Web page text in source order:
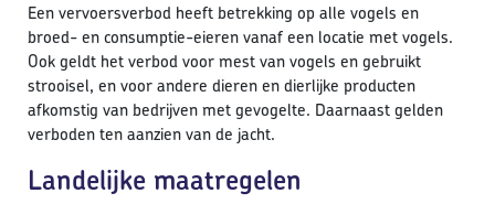
Een vervoersverbod heeft betrekking op alle vogels en
broed- en consumptie-eieren vanaf een locatie met vogels.
Ook geldt het verbod voor mest van vogels en gebruikt
strooisel, en voor andere dieren en dierlijke producten
afkomstig van bedrijven met gevogelte. Daarnaast gelden
verboden ten aanzien van de jacht.
Landelijke maatregelen